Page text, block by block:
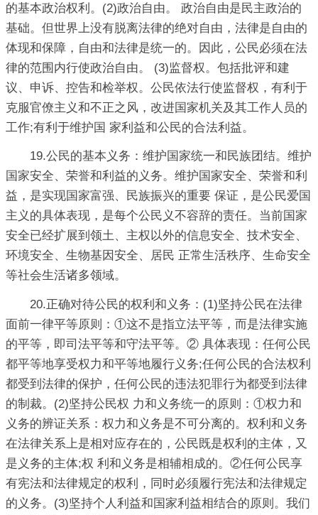
的基本政治权利。(2)政治自由。 政治自由是民主政治的
基础。但世界上没有脱离法律的绝对自由，法律是自由的
体现和保障，自由和法律是统一的。因此，公民必须在法
律的范围内行使政治自由。 (3)监督权。包括批评和建
议、申诉、控告和检举权。公民依法行使监督权，有利于
克服官僚主义和不正之风，改进国家机关及其工作人员的
工作;有利于维护国 家利益和公民的合法利益。
19.公民的基本义务：维护国家统一和民族团结。维护
国家安全、荣誉和利益的义务。维护国家安全、荣誉和利
益，是实现国家富强、民族振兴的重要 保证，是公民爱国
主义的具体表现，是每个公民义不容辞的责任。当前国家
安全已经扩展到领土、主权以外的信息安全、技术安全、
环境安全、生物基因安全、居民 正常生活秩序、生命安全
等社会生活诸多领域。
20.正确对待公民的权利和义务：(1)坚持公民在法律
面前一律平等原则：①这不是指立法平等，而是法律实施
的平等，即司法平等和守法平等。② 具体表现：任何公民
都平等地享受权力和平等地履行义务;任何公民的合法权利
都受到法律的保护，任何公民的违法犯罪行为都受到法律
的制裁。(2)坚持公民权 力和义务统一的原则：①权力和
义务的辨证关系：权力和义务是不可分离的。权利和义务
在法律关系上是相对应存在的，公民既是权利的主体，又
是义务的主体;权 利和义务是相辅相成的。②任何公民享
有宪法和法律规定的权利，同时必须履行宪法和法律规定
的义务。(3)坚持个人利益和国家利益相结合的原则。我们